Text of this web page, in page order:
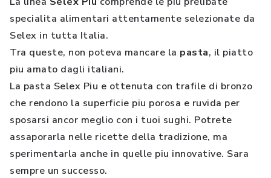
specialita alimentari attentamente selezionate da
Selex in tutta Italia.
Tra queste, non poteva mancare la pasta, il piatto
piu amato dagli italiani.
La pasta Selex Piu e ottenuta con trafile di bronzo
che rendono la superficie piu porosa e ruvida per
sposarsi ancor meglio con i tuoi sughi. Potrete
assaporarla nelle ricette della tradizione, ma
sperimentarla anche in quelle piu innovative. Sara
sempre un successo.